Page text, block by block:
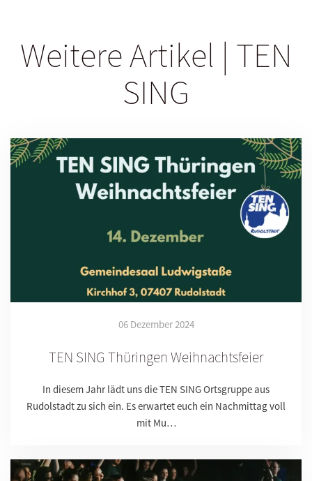
Weitere Artikel | TEN
SING
06 Dezember 2024
TEN SING Thüringen Weihnachtsfeier
In diesem Jahr lädt uns die TEN SING Ortsgruppe aus
Rudolstadt zu sich ein. Es erwartet euch ein Nachmittag voll
mit Mu…